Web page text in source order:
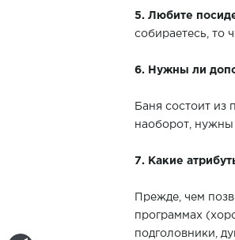
5. Любите
собираетесь, то
6. Нужны ли
Баня состоит из
наоборот, нужны
7. Какие
Прежде, чем
программах
подголовники,